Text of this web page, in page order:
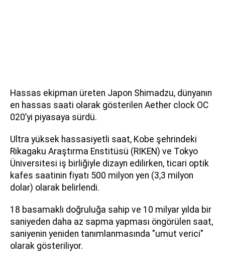
Hassas ekipman üreten Japon Shimadzu, dünyanın
en hassas saati olarak gösterilen Aether clock OC
020’yi piyasaya sürdü.
Ultra yüksek hassasiyetli saat, Kobe şehrindeki
Rikagaku Araştırma Enstitüsü (RIKEN) ve Tokyo
Üniversitesi iş birliğiyle dizayn edilirken, ticari optik
kafes saatinin fiyatı 500 milyon yen (3,3 milyon
dolar) olarak belirlendi.
18 basamaklı doğruluğa sahip ve 10 milyar yılda bir
saniyeden daha az sapma yapması öngörülen saat,
saniyenin yeniden tanımlanmasında "umut verici"
olarak gösteriliyor.